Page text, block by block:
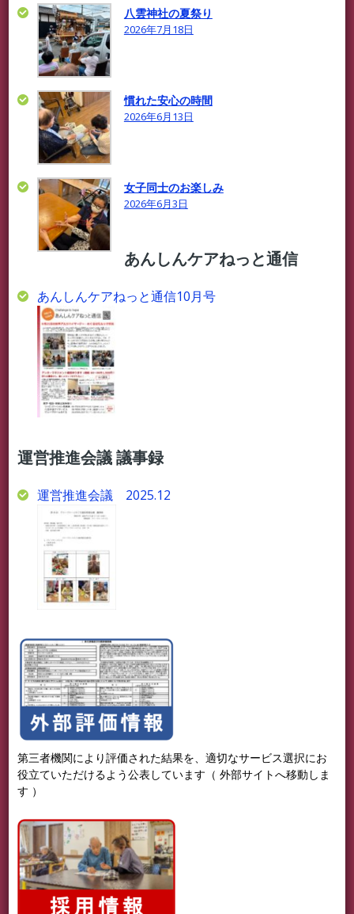
八雲神社の夏祭り
2026年7月18日
慣れた安心の時間
2026年6月13日
女子同士のお楽しみ
2026年6月3日
あんしんケアねっと通信
あんしんケアねっと通信10月号
運営推進会議 議事録
運営推進会議 2025.12
第三者機関により評価された結果を、適切なサービス選択にお
役立ていただけるよう公表しています（ 外部サイトへ移動しま
す ）